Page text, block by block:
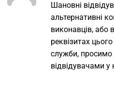
Шановні
альтернативні
виконавців, або
реквізитах
служби, просимо
відвідувачами у